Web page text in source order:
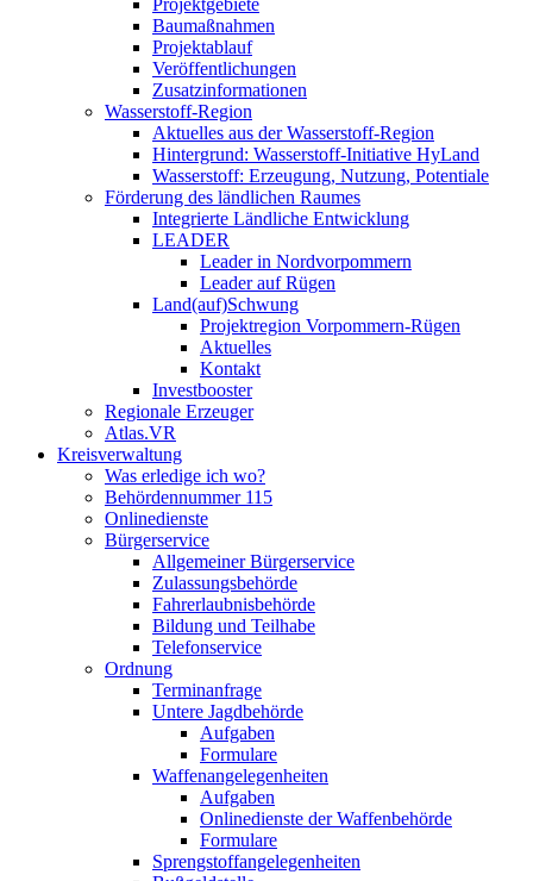
Projektgebiete
Baumaßnahmen
Projektablauf
Veröffentlichungen
Zusatzinformationen
Wasserstoff-Region
Aktuelles aus der Wasserstoff-Region
Hintergrund: Wasserstoff-Initiative HyLand
Wasserstoff: Erzeugung, Nutzung, Potentiale
Förderung des ländlichen Raumes
Integrierte Ländliche Entwicklung
LEADER
Leader in Nordvorpommern
Leader auf Rügen
Land(auf)Schwung
Projektregion Vorpommern-Rügen
Aktuelles
Kontakt
Investbooster
Regionale Erzeuger
Atlas.VR
Kreisverwaltung
Was erledige ich wo?
Behördennummer 115
Onlinedienste
Bürgerservice
Allgemeiner Bürgerservice
Zulassungsbehörde
Fahrerlaubnisbehörde
Bildung und Teilhabe
Telefonservice
Ordnung
Terminanfrage
Untere Jagdbehörde
Aufgaben
Formulare
Waffenangelegenheiten
Aufgaben
Onlinedienste der Waffenbehörde
Formulare
Sprengstoff­angelegenheiten